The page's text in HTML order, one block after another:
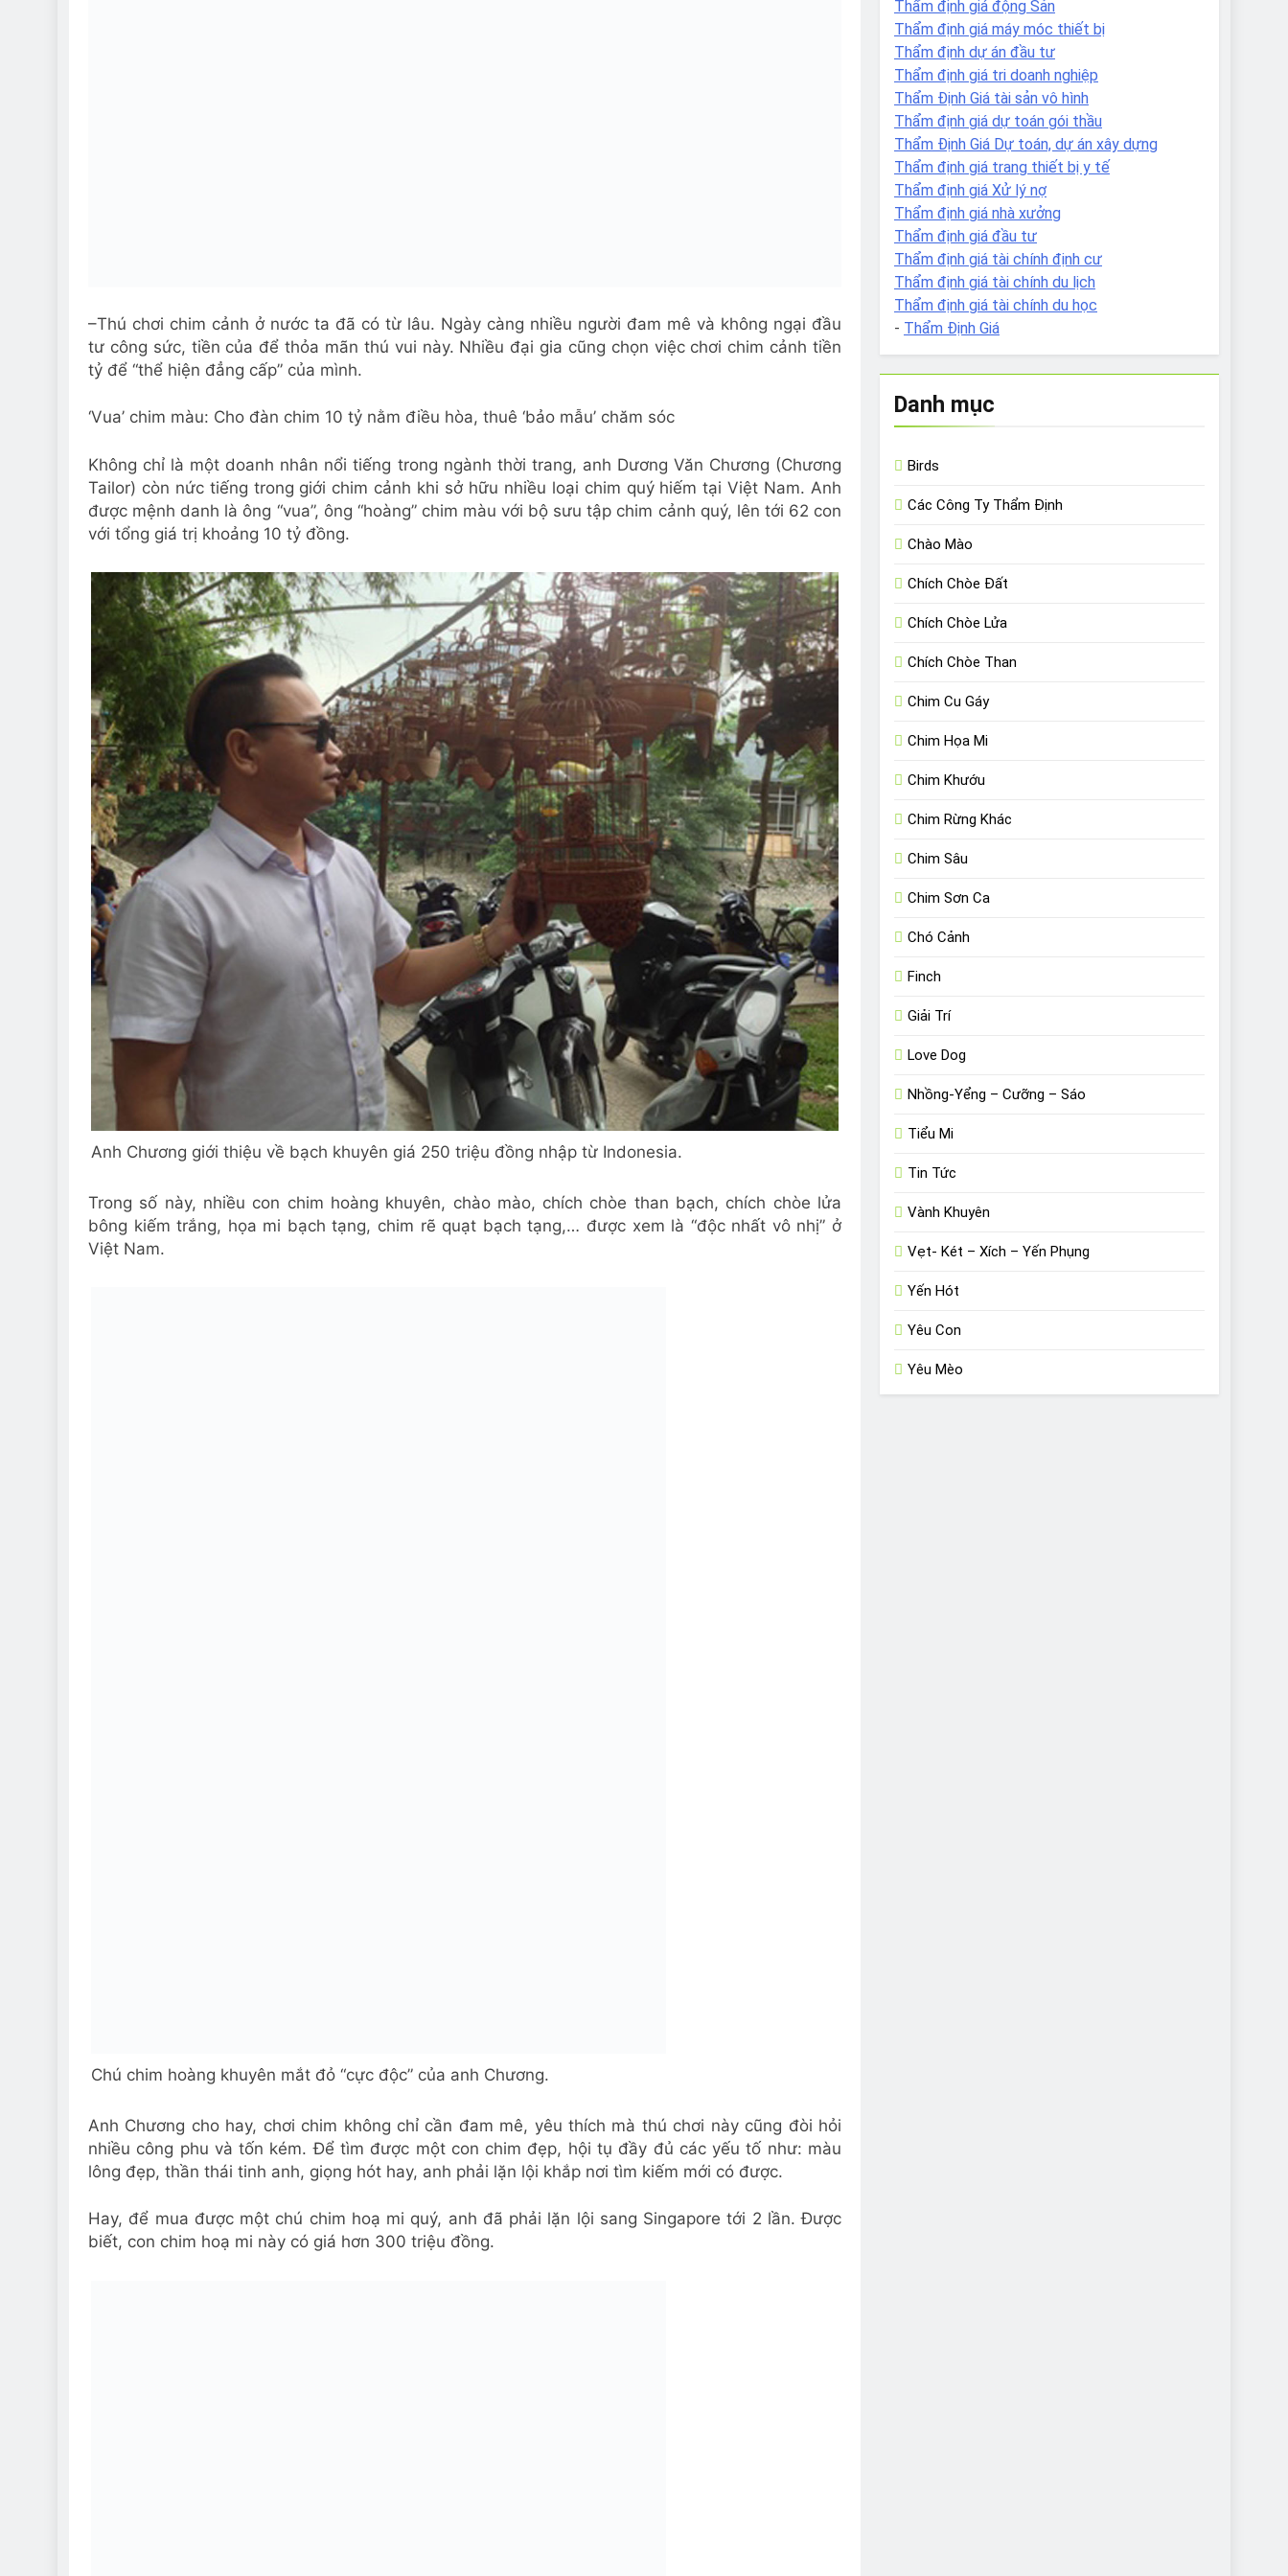
–Thú chơi chim cảnh ở nước ta đã có từ lâu. Ngày càng nhiều người đam mê và không ngại đầu
tư công sức, tiền của để thỏa mãn thú vui này. Nhiều đại gia cũng chọn việc chơi chim cảnh tiền
tỷ để “thể hiện đẳng cấp” của mình.
‘Vua’ chim màu: Cho đàn chim 10 tỷ nằm điều hòa, thuê ‘bảo mẫu’ chăm sóc
Không chỉ là một doanh nhân nổi tiếng trong ngành thời trang, anh Dương Văn Chương (Chương
Tailor) còn nức tiếng trong giới chim cảnh khi sở hữu nhiều loại chim quý hiếm tại Việt Nam. Anh
được mệnh danh là ông “vua”, ông “hoàng” chim màu với bộ sưu tập chim cảnh quý, lên tới 62 con
với tổng giá trị khoảng 10 tỷ đồng.
Anh Chương giới thiệu về bạch khuyên giá 250 triệu đồng nhập từ Indonesia.
Trong số này, nhiều con chim hoàng khuyên, chào mào, chích chòe than bạch, chích chòe lửa
bông kiếm trắng, họa mi bạch tạng, chim rẽ quạt bạch tạng,… được xem là “độc nhất vô nhị” ở
Việt Nam.
Chú chim hoàng khuyên mắt đỏ “cực độc” của anh Chương.
Anh Chương cho hay, chơi chim không chỉ cần đam mê, yêu thích mà thú chơi này cũng đòi hỏi
nhiều công phu và tốn kém. Để tìm được một con chim đẹp, hội tụ đầy đủ các yếu tố như: màu
lông đẹp, thần thái tinh anh, giọng hót hay, anh phải lặn lội khắp nơi tìm kiếm mới có được.
Hay, để mua được một chú chim hoạ mi quý, anh đã phải lặn lội sang Singapore tới 2 lần. Được
biết, con chim hoạ mi này có giá hơn 300 triệu đồng.
Thẩm định giá động Sản
Thẩm định giá máy móc thiết bị
Thẩm định dự án đầu tư
Thẩm định giá tri doanh nghiệp
Thẩm Định Giá tài sản vô hình
Thẩm định giá dự toán gói thầu
Thẩm Định Giá Dự toán, dự án xây dựng
Thẩm định giá trang thiết bị y tế
Thẩm định giá Xử lý nợ
Thẩm định giá nhà xưởng
Thẩm định giá đầu tư
Thẩm định giá tài chính định cư
Thẩm định giá tài chính du lịch
Thẩm định giá tài chính du học
- Thẩm Định Giá
Danh mục
Birds
Các Công Ty Thẩm Định
Chào Mào
Chích Chòe Đất
Chích Chòe Lửa
Chích Chòe Than
Chim Cu Gáy
Chim Họa Mi
Chim Khướu
Chim Rừng Khác
Chim Sâu
Chim Sơn Ca
Chó Cảnh
Finch
Giải Trí
Love Dog
Nhồng-Yểng – Cưỡng – Sáo
Tiểu Mi
Tin Tức
Vành Khuyên
Vẹt- Két – Xích – Yến Phụng
Yến Hót
Yêu Con
Yêu Mèo